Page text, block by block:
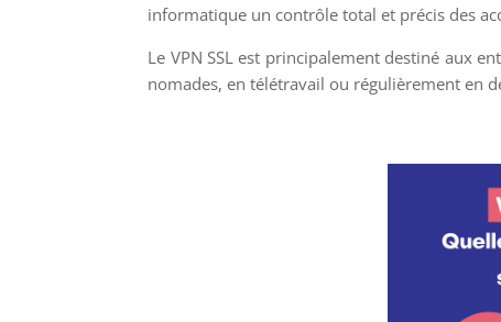
informatique un contrôle total et précis des
Le VPN SSL est principalement destiné aux
nomades, en télétravail ou régulièrement en